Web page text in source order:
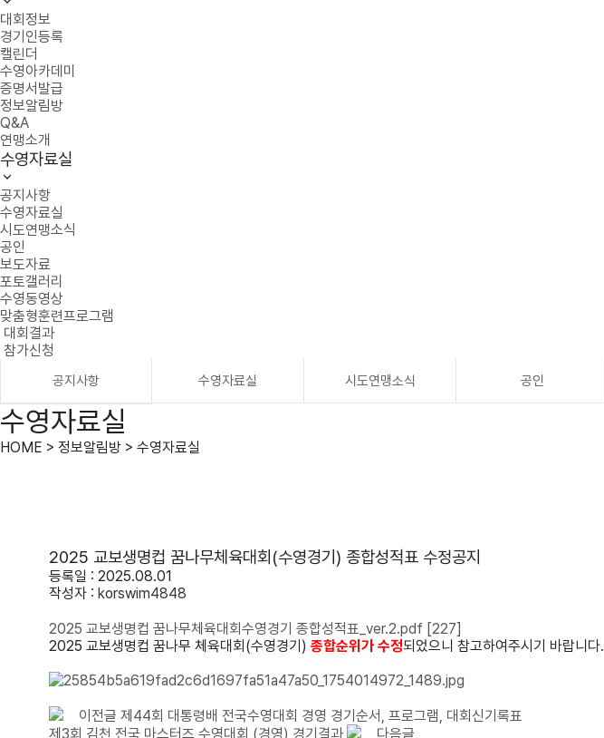
대회정보
경기인등록
캘린더
수영아카데미
증명서발급
정보알림방
Q&A
연맹소개
수영자료실
공지사항
수영자료실
시도연맹소식
공인
보도자료
포토갤러리
수영동영상
맞춤형훈련프로그램
대회결과
참가신청
공지사항 수영자료실 시도연맹소식 공인
수영자료실
HOME > 정보알림방 > 수영자료실
2025 교보생명컵 꿈나무체육대회(수영경기) 종합성적표 수정공지
등록일 : 2025.08.01
작성자 : korswim4848
2025 교보생명컵 꿈나무체육대회수영경기 종합성적표_ver.2.pdf [227]
2025 교보생명컵 꿈나무 체육대회(수영경기) 종합순위가 수정되었으니 참고하여주시기 바랍니다.
이전글 제44회 대통령배 전국수영대회 경영 경기순서, 프로그램, 대회신기록표
제3회 김천 전국 마스터즈 수영대회 (경영) 경기결과
다음글